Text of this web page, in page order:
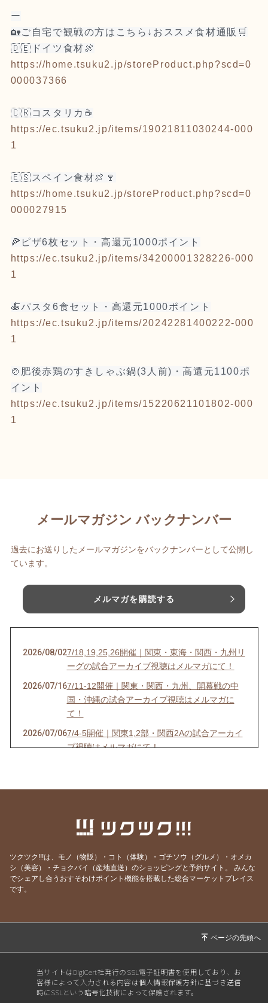
ー
🏡ご自宅で観戦の方はこちら↓おススメ食材通販🛒
🇩🇪ドイツ食材🍖
https://home.tsuku2.jp/storeProduct.php?scd=0
000037366
🇨🇷コスタリカ☕
https://ec.tsuku2.jp/items/19021811030244-000
1
🇪🇸スペイン食材🍖🍷
https://home.tsuku2.jp/storeProduct.php?scd=0
000027915
🍕ピザ6枚セット・高還元1000ポイント
https://ec.tsuku2.jp/items/34200001328226-000
1
🍝パスタ6食セット・高還元1000ポイント
https://ec.tsuku2.jp/items/20242281400222-000
1
🍲肥後赤鶏のすきしゃぶ鍋(3人前)・高還元1100ポ
イント
https://ec.tsuku2.jp/items/15220621101802-000
1
メールマガジン バックナンバー
過去にお送りしたメールマガジンをバックナンバーとして公開し
ています。
メルマガを購読する
2026/08/027/18,19,25,26開催｜関東・東海・関西・九州リ
ーグの試合アーカイブ視聴はメルマガにて！
2026/07/167/11-12開催｜関東・関西・九州、開幕戦の中
国・沖縄の試合アーカイブ視聴はメルマガに
て！
2026/07/067/4-5開催｜関東1,2部・関西2Aの試合アーカイ
ブ視聴はメルマガにて！
6/20-21開催｜関東4部AB・東海1部・関西2C・
て！
2026/06/20 6/13-14開催｜関東3部ABC,4部E、九州リーグ
2026/05/30 ⚽F7ソサイチリーグ｜5/23-24開催｜関東・東
海・関西・九州試合視聴はメルマガにて！
ツクツク!!!は、モノ（物販）・コト（体験）・ゴチソウ（グルメ）・オメカ
シ（美容）・チョクバイ（産地直送）のショッピングと予約サイト。
みんな
でシェアし合うおすそわけポイント機能を搭載した総合マーケットプレイス
です。
当サイトはDigiCert社発行のSSL電子証明書を使用しており、お
客様によって入力される内容は個人情報保護方針に基づき送信
時にSSLという暗号化技術によって保護されます。